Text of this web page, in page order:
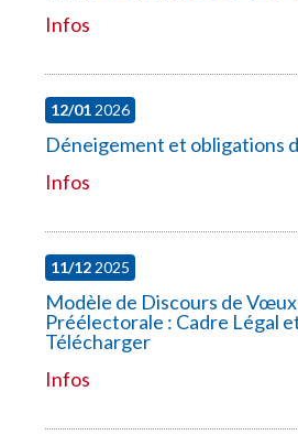
Infos
12/012026
Déneigement et obligations
Infos
11/122025
Modèle de Discours de
Préélectorale : Cadre Légal
Télécharger
Infos